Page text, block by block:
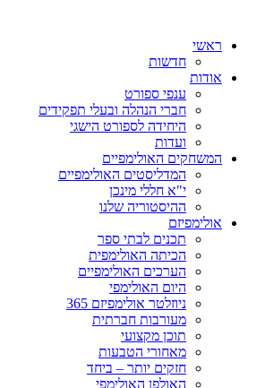
ראשי
חדשות
אודות
ענפי ספורט
חברי הנהלה ובעלי תפקידים
היחידה לספורט הישגי
ועדות
המשחקים האולימפיים
המדליסטים האולימפיים
י"א חללי מינכן
ההיסטוריה שלנו
אולימפיזם
תכנים לבתי ספר
הכיתה האולימפית
הערכים האולימפיים
היום האולימפי
ניוזלטר אולימפיזם 365
מעורבות חברתית
תוכן מקצועי
מאחורי הטבעות
חזקים יותר – ביחד
האולפן האולימפי